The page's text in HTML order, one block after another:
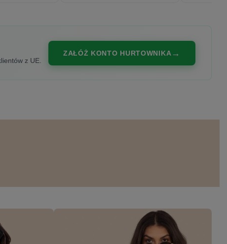
z UE.
ZAŁÓŻ KONTO HURTOWNIKA